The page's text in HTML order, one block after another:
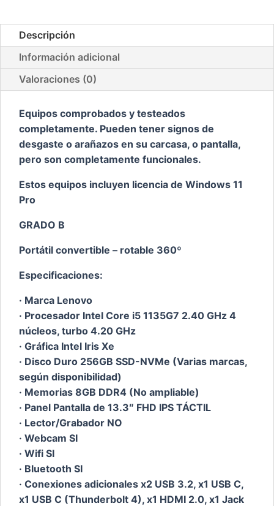
TÁCTIL
GRADO
tecl.
cast
cantidad
Descripción
Información adicional
Valoraciones (0)
Equipos comprobados y testeados
completamente. Pueden tener signos de
desgaste o arañazos en su carcasa, o pantalla,
pero son completamente funcionales.
Estos equipos incluyen licencia de Windows 11
Pro
GRADO B
Portátil convertible – rotable 360º
Especificaciones:
· Marca Lenovo
· Procesador Intel Core i5 1135G7 2.40 GHz 4
núcleos, turbo 4.20 GHz
· Gráfica Intel Iris Xe
· Disco Duro 256GB SSD-NVMe (Varias marcas,
según disponibilidad)
· Memorias 8GB DDR4 (No ampliable)
· Panel Pantalla de 13.3″ FHD IPS TÁCTIL
· Lector/Grabador NO
· Webcam SI
· Wifi SI
· Bluetooth SI
· Conexiones adicionales x2 USB 3.2, x1 USB C,
x1 USB C (Thunderbolt 4), x1 HDMI 2.0, x1 Jack